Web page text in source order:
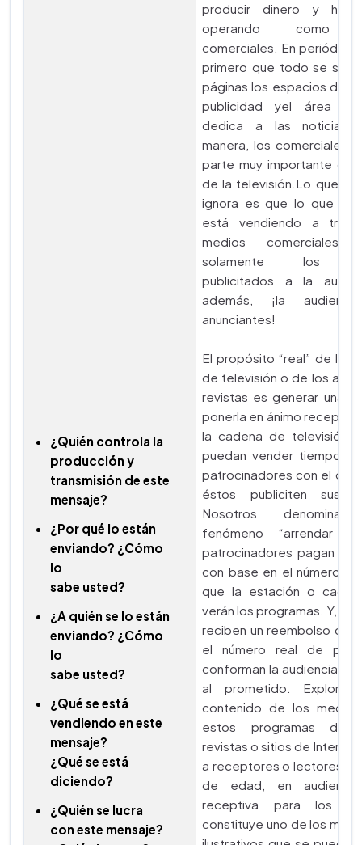
producir dinero y hoy
operando como
comerciales. En
primero que todo se
páginas los espacios
publicidad yel área
dedica a las noticias.
manera, los comerciales
parte muy importante del
de la televisión.Lo que
ignora es que lo que
está vendiendo a
medios
solamente los
publicitados a la
además, ¡la
anunciantes!
El propósito “real” de los
de televisión o de los
revistas es generar una
ponerla en ánimo
la cadena de televisión
puedan vender tiempo y
patrocinadores con el
éstos publiciten sus
Nosotros
fenómeno “arrendar
patrocinadores pagan
con base en el número
que la estación o
verán los programas. Y, en
reciben un reembolso de
el número real de
conforman la audiencia
al prometido.
contenido de los
estos programas de
revistas o sitios de
a receptores o lectores,
de edad, en
receptiva para los
constituye uno de los
¿Quién controla la
producción y
transmisión de este
mensaje?
¿Por qué lo están
enviando? ¿Cómo
lo
sabe usted?
¿A quién se lo están
enviando? ¿Cómo
lo
sabe usted?
¿Qué se está
vendiendo en este
mensaje?
¿Qué se está
diciendo?
¿Quién se lucra
con este mensaje?